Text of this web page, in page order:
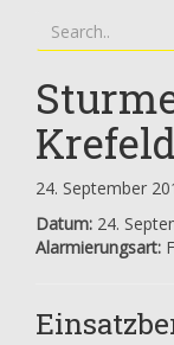
24. September
Datum: 24.
Alarmierungsart: